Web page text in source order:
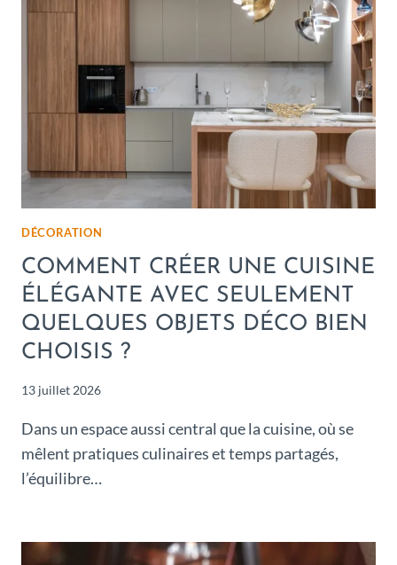
DÉCORATION
COMMENT CRÉER UNE CUISINE
ÉLÉGANTE AVEC SEULEMENT
QUELQUES OBJETS DÉCO BIEN
CHOISIS ?
13 juillet 2026
Dans un espace aussi central que la cuisine, où se
mêlent pratiques culinaires et temps partagés,
l’équilibre…